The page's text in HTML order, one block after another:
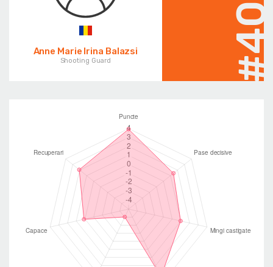
Anne Marie Irina Balazsi
Shooting Guard